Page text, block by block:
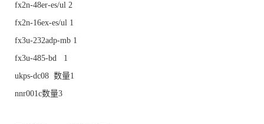
fx2n-48er-es/ul 2
fx2n-16ex-es/ul 1
fx3u-232adp-mb 1
fx3u-485-bd 1
ukps-dc08 数量1
nnr001c数量3